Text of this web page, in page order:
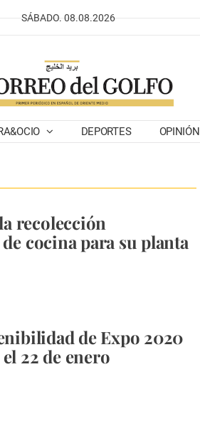
SÁBADO. 08.08.2026
DEPORTES OPINIÓN
recolección
cocina para su planta
de Expo 2020
22 de enero